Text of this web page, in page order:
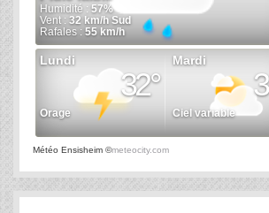
Météo Ensisheim ©meteocity.com